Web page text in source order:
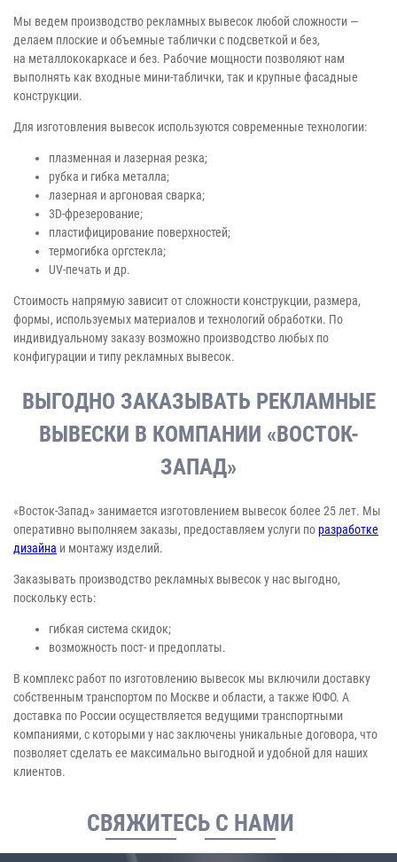
Мы ведем производство рекламных вывесок любой сложности —
делаем плоские и объемные таблички с подсветкой и без,
на металлококаркасе и без. Рабочие мощности позволяют нам
выполнять как входные мини-таблички, так и крупные фасадные
конструкции.
Для изготовления вывесок используются современные технологии:
плазменная и лазерная резка;
рубка и гибка металла;
лазерная и аргоновая сварка;
3D-фрезерование;
пластифицирование поверхностей;
термогибка оргстекла;
UV-печать и др.
Стоимость напрямую зависит от сложности конструкции, размера,
формы, используемых материалов и технологий обработки. По
индивидуальному заказу возможно производство любых по
конфигурации и типу рекламных вывесок.
ВЫГОДНО ЗАКАЗЫВАТЬ РЕКЛАМНЫЕ
ВЫВЕСКИ В КОМПАНИИ «ВОСТОК-
ЗАПАД»
«Восток-Запад» занимается изготовлением вывесок более 25 лет. Мы
оперативно выполняем заказы, предоставляем услуги поразработке
дизайна и монтажу изделий.
Заказывать производство рекламных вывесок у нас выгодно,
поскольку есть:
гибкая система скидок;
возможность пост- и предоплаты.
В комплекс работ по изготовлению вывесок мы включили доставку
собственным транспортом по Москве и области, а также ЮФО. А
доставка по России осуществляется ведущими транспортными
компаниями, с которыми у нас заключены уникальные договора, что
позволяет сделать ее максимально выгодной и удобной для наших
клиентов.
СВЯЖИТЕСЬ С НАМИ